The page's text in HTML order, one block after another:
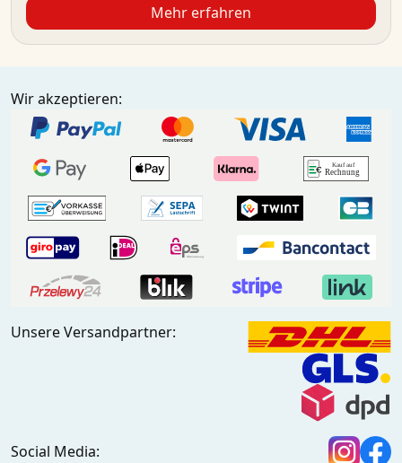
Mehr erfahren
Wir akzeptieren:
Unsere Versandpartner:
Social Media: